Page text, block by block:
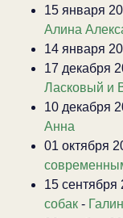
15 января
Алина
14 января
17 декабря
Ласковый и
10 декабря
Анна
01 октября
15 сентября
собак -